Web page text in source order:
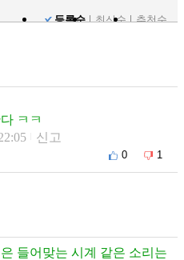
등록순
최신순 추천순
ㅋㅋ
신고
0 1
들어맞는 시계 같은 소리는